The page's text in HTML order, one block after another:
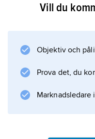
Information
Vill du
Objektiv och
Prova det, du
Marknadsledare